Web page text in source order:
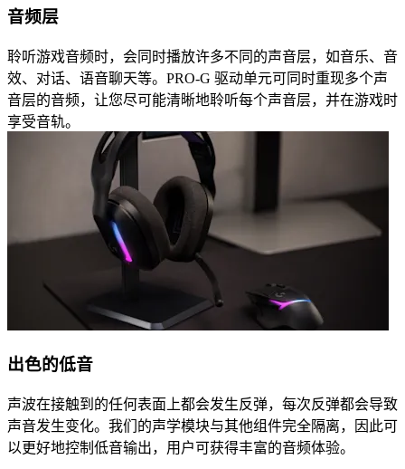
音频层
聆听游戏音频时，会同时播放许多不同的声音层，如音乐、音
效、对话、语音聊天等。PRO-G 驱动单元可同时重现多个声
音层的音频，让您尽可能清晰地聆听每个声音层，并在游戏时
享受音轨。
出色的低音
声波在接触到的任何表面上都会发生反弹，每次反弹都会导致
声音发生变化。我们的声学模块与其他组件完全隔离，因此可
以更好地控制低音输出，用户可获得丰富的音频体验。